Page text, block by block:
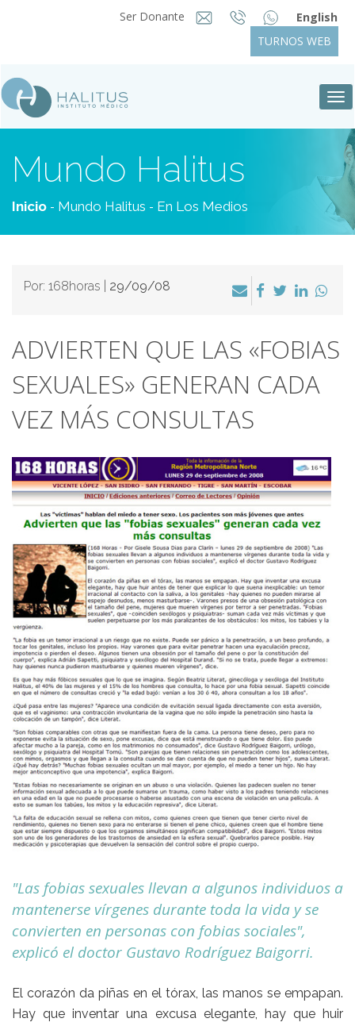
Ser Donante
English
TURNOS WEB
Mundo Halitus
Inicio - Mundo Halitus - En Los Medios
Por: 168horas | 29/09/08
ADVIERTEN QUE LAS «FOBIAS
SEXUALES» GENERAN CADA
VEZ MÁS CONSULTAS
"Las fobias sexuales llevan a algunos individuos a
mantenerse vírgenes durante toda la vida y se
convierten en personas con fobias sociales",
explicó el doctor Gustavo Rodríguez Baigorri.
El corazón da piñas en el tórax, las manos se empapan.
Hay que inventar una excusa elegante, hay que huir